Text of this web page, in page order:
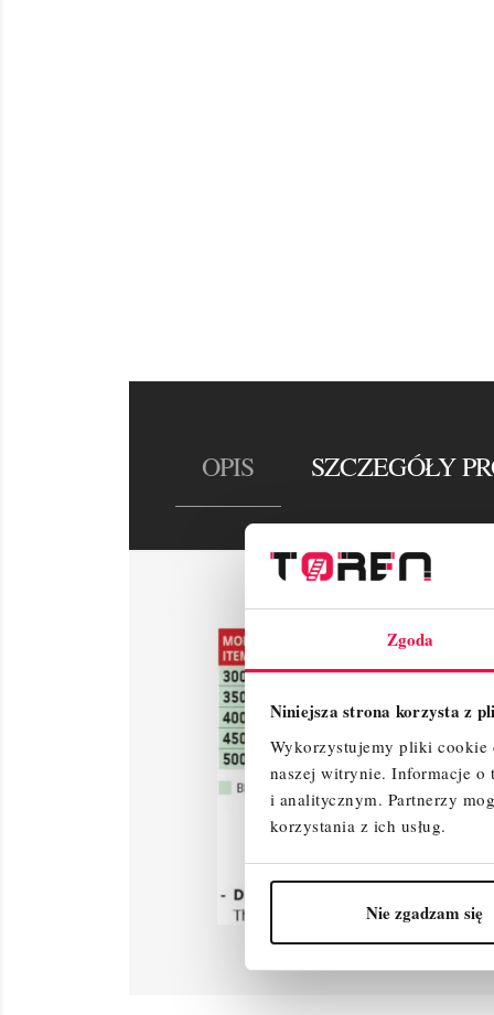
Zgoda
Niniejsza strona korzysta z
Wykorzystujemy pliki cookie
naszej witrynie. Informacje o
i analitycznym. Partnerzy
korzystania z ich usług.
Nie zgadzam się
OPIS SZCZEGÓŁY